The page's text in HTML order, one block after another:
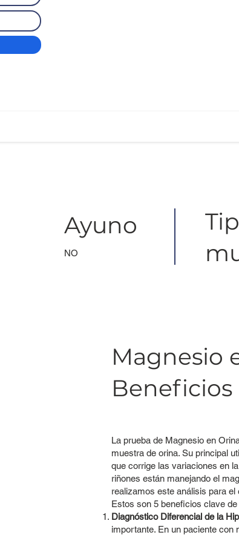
Ayuno
NO
Magnesio
Beneficios
La prueba de Magnesio en
muestra de orina. Su principal
que corrige las variaciones en
riñones están manejando el
realizamos este análisis para
Estos son 5 beneficios clave
Diagnóstico Diferencial de la
importante. En un paciente con